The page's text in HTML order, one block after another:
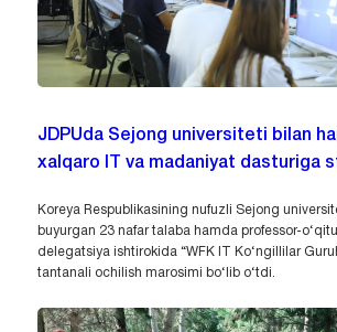
JDPUda Sejong universiteti bilan
xalqaro IT va madaniyat dasturiga
Koreya Respublikasining nufuzli Sejong
buyurgan 23 nafar talaba hamda professor-
delegatsiya ishtirokida “WFK IT Ko‘ngillilar
tantanali ochilish marosimi bo‘lib o‘tdi.